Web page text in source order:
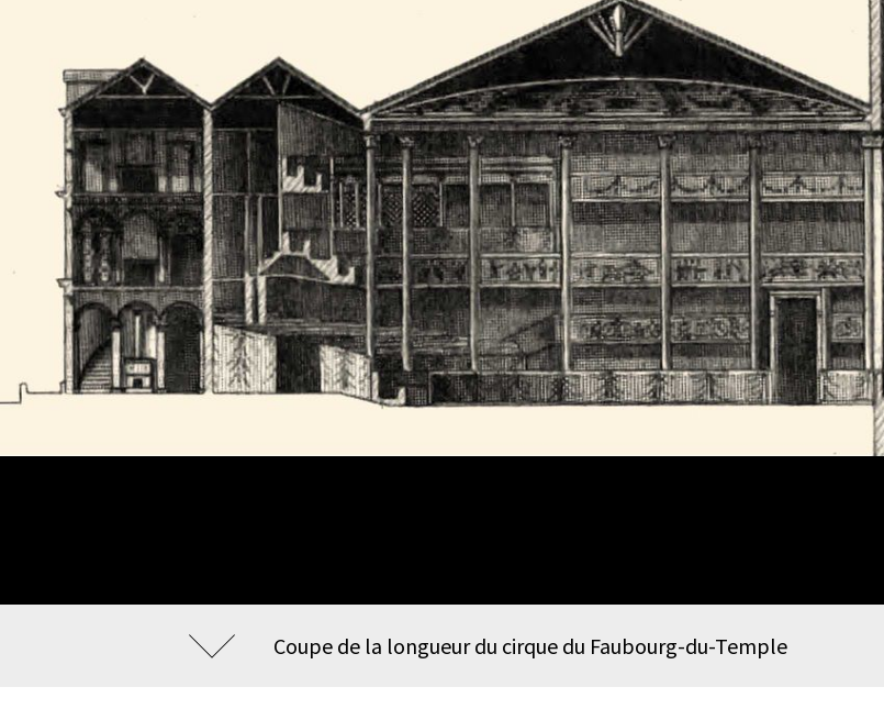
Coupe de la longueur du cirque du Faubourg-du-Temple